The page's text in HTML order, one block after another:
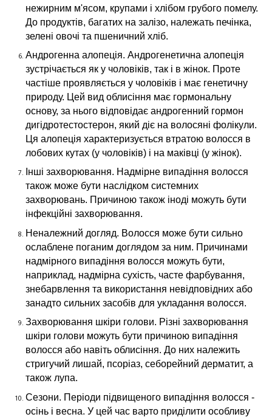
нежирним м'ясом, крупами і хлібом грубого помелу.
До продуктів, багатих на залізо, належать печінка,
зелені овочі та пшеничний хліб.
Андрогенна алопеція. Андрогенетична алопеція
зустрічається як у чоловіків, так і в жінок. Проте
частіше проявляється у чоловіків і має генетичну
природу. Цей вид облисіння має гормональну
основу, за нього відповідає андрогенний гормон
дигідротестостерон, який діє на волосяні фолікули.
Ця алопеція характеризується втратою волосся в
лобових кутах (у чоловіків) і на маківці (у жінок).
Інші захворювання. Надмірне випадіння волосся
також може бути наслідком системних
захворювань. Причиною також іноді можуть бути
інфекційні захворювання.
Неналежний догляд. Волосся може бути сильно
ослаблене поганим доглядом за ним. Причинами
надмірного випадіння волосся можуть бути,
наприклад, надмірна сухість, часте фарбування,
знебарвлення та використання невідповідних або
занадто сильних засобів для укладання волосся.
Захворювання шкіри голови. Різні захворювання
шкіри голови можуть бути причиною випадіння
волосся або навіть облисіння. До них належить
стригучий лишай, псоріаз, себорейний дерматит, а
також лупа.
Сезони. Періоди підвищеного випадіння волосся -
осінь і весна. У цей час варто приділити особливу